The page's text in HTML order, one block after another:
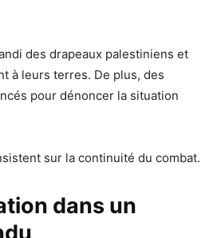
des drapeaux palestiniens et
à leurs terres. De plus, des
pour dénoncer la situation
sur la continuité du combat.
dans un